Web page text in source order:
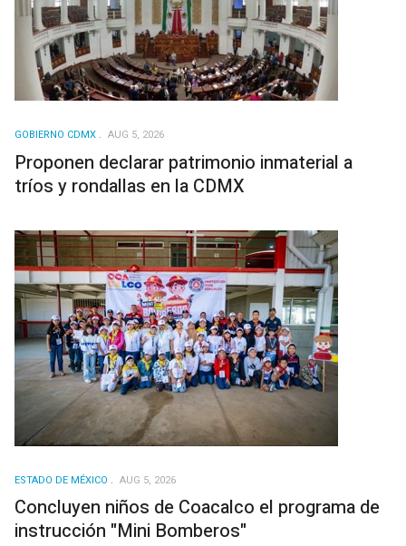
GOBIERNO CDMX AUG 5, 2026
Proponen declarar patrimonio inmaterial a
tríos y rondallas en la CDMX
ESTADO DE MÉXICO AUG 5, 2026
Concluyen niños de Coacalco el programa de
instrucción "Mini Bomberos"